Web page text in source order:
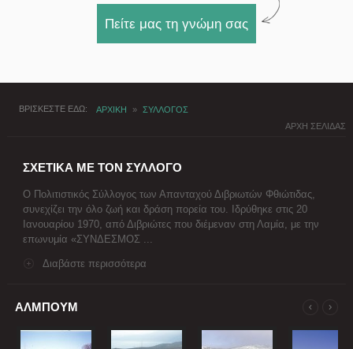
Πείτε μας τη γνώμη σας
ΒΡΙΣΚΕΣΤΕ ΕΔΩ ΑΡΧΙΚΗ » ΣΥΛΛΟΓΟΣ
ΑΡΧΗ ΣΕΛΙΔΑΣ
ΣΧΕΤΙΚΑ ΜΕ ΤΟΝ ΣΥΛΛΟΓΟ
Ο Πολιτιστικός Σύλλογος των Απανταχού Διβριωτών Φθιώτιδας,
συνεχίζει την όλο ζωή και δράση πορεία του. Ιδρύθηκε στις 20
Ιανουαρίου 1970, από Διβριώτες που διέμεναν στη Λαμία, με την
επωνυμία «ΣΥΝΔΕΣΜΟΣ ...
Διαβάστε περισσότερα
ΑΛΜΠΟΥΜ